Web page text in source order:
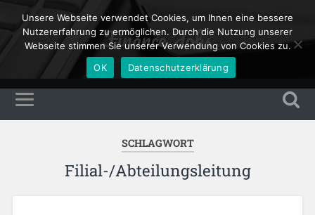
Finance Jobs
SCHLAGWORT
Filial-/Abteilungsleitung
Unsere Webseite verwendet Cookies, um Ihnen eine bessere
Nutzererfahrung zu ermöglichen. Durch die Nutzung unserer
Webseite stimmen Sie unserer Verwendung von Cookies zu.
OK
Datenschutzerklärung